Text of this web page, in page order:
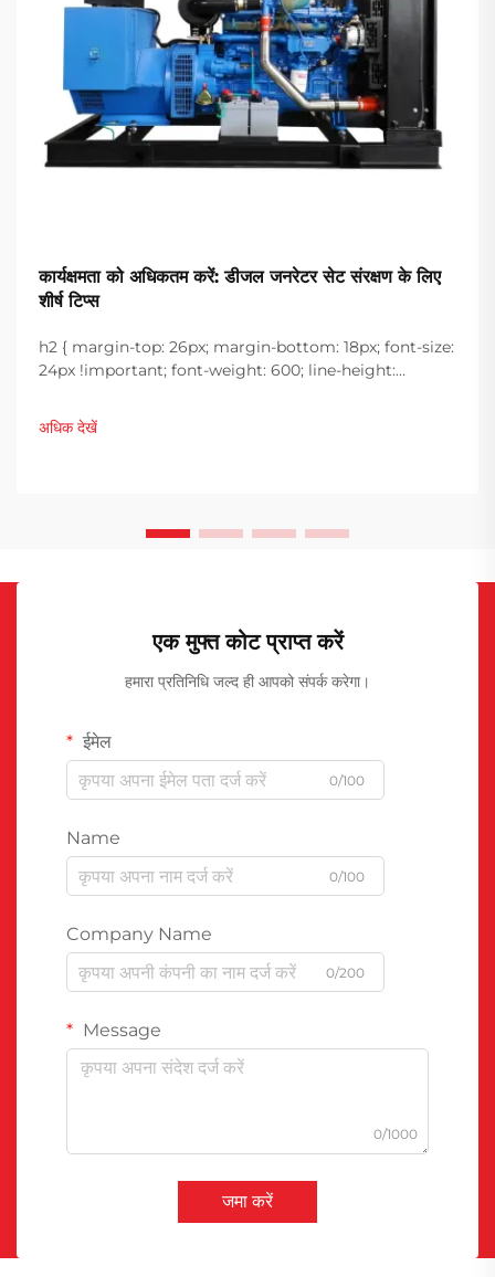
कार्यक्षमता को अधिकतम करें: डीजल जनरेटर सेट संरक्षण के लिए
शीर्ष टिप्स
h2 { margin-top: 26px; margin-bottom: 18px; font-size:
24px !important; font-weight: 600; line-height:
font-size: 20px !important; font-weight: 600; line-
height: ...}
अधिक देखें
एक मुफ्त कोट प्राप्त करें
हमारा प्रतिनिधि जल्द ही आपको संपर्क करेगा।
ईमेल
0/100
Name
0/100
Company Name
0/200
Message
0/1000
जमा करें